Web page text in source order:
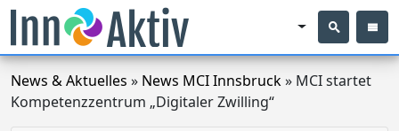
News & Aktuelles » News MCI Innsbruck» MCI startet
Kompetenzzentrum „Digitaler Zwilling“